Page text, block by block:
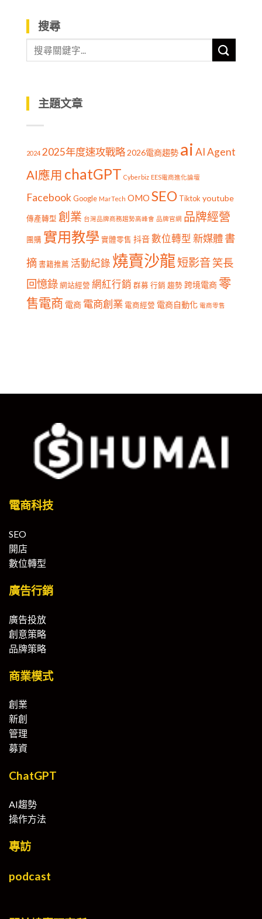
搜尋
主題文章
2024 2025年度速攻戰略2026電商趨勢 ai AI Agent
AI應用 chatGPT Cyberbiz EES電商進化論壇
Facebook Google MarTech OMO SEO Tiktok youtube
傳產轉型 創業 台灣品牌商務趨勢高峰會 品牌官網 品牌經營
團購 實用教學 實體零售 抖音數位轉型 新媒體書
摘 書籍推薦 活動紀錄 燒賣沙龍短影音笑長
回憶錄 網站經營 網紅行銷 群募 行銷 趨勢 跨境電商 零
售電商 電商 電商創業 電商經營 電商自動化 電商零售
電商科技
SEO
開店
數位轉型
廣告行銷
廣告投放
創意策略
品牌策略
商業模式
創業
新創
管理
募資
ChatGPT
AI趨勢
操作方法
專訪
podcast